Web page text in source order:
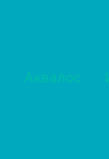
Аквалос